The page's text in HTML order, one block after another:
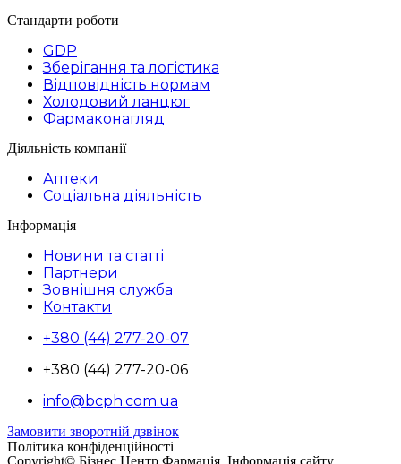
Стандарти роботи
GDP
Зберігання та логістика
Відповідність нормам
Холодовий ланцюг
Фармаконагляд
Діяльність компанії
Аптеки
Соціальна діяльність
Інформація
Новини та статті
Партнери
Зовнішня служба
Контакти
+380 (44) 277-20-07
+380 (44) 277-20-06
info@bcph.com.ua
Замовити зворотній дзвінок
Політика конфіденційності
Copyright© Бізнес Центр Фармація. Інформація сайту